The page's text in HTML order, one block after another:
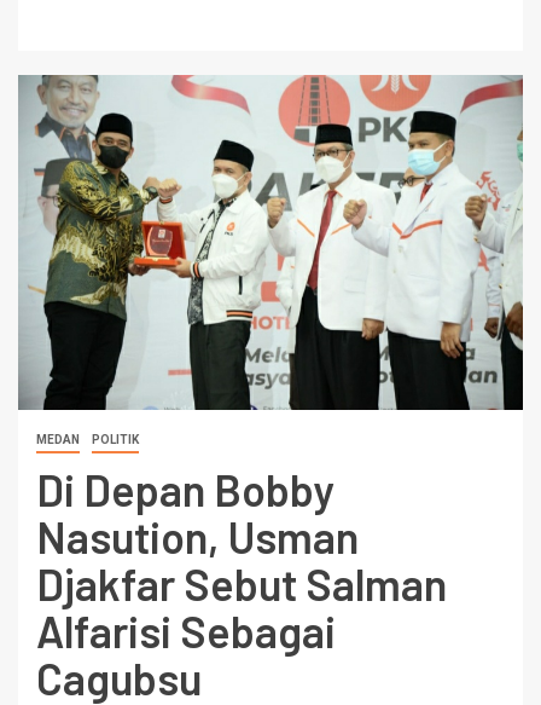
MEDAN POLITIK
Di Depan Bobby
Nasution, Usman
Djakfar Sebut Salman
Alfarisi Sebagai
Cagubsu